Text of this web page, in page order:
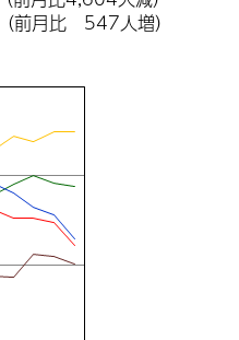
月比 547人増）